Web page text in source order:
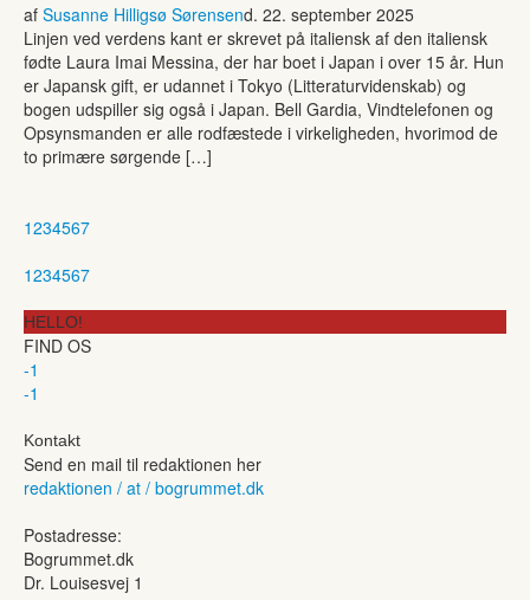
af Susanne Hilligsø Sørensend. 22. september 2025
Linjen ved verdens kant er skrevet på italiensk af den italiensk
fødte Laura Imai Messina, der har boet i Japan i over 15 år. Hun
er Japansk gift, er udannet i Tokyo (Litteraturvidenskab) og
bogen udspiller sig også i Japan. Bell Gardia, Vindtelefonen og
Opsynsmanden er alle rodfæstede i virkeligheden, hvorimod de
to primære sørgende […]
1234567
1234567
HELLO!
FIND OS
-1
-1
Kontakt
Send en mail til redaktionen her
redaktionen / at / bogrummet.dk
Postadresse:
Bogrummet.dk
Dr. Louisesvej 1